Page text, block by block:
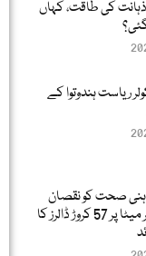
کی طاقت، کہاں
ریاست ہندوتوا کے
صحت کو نقصان
پہنچانے پر میٹا پر 57 کروڑ ڈالرز کا